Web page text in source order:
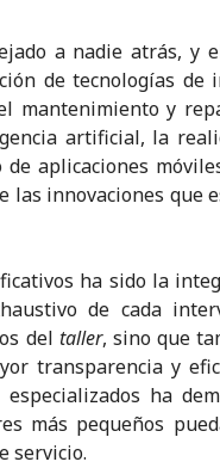
a nadie atrás, y
de tecnologías
mantenimiento y
artificial, la
aplicaciones
las innovaciones
ha sido la
de cada
del taller, sino que
transparencia y
ha
más pequeños
servicio.